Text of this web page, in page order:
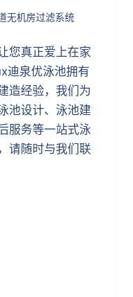
无机房过滤系统
您真正爱上在家
迪泉优泳池拥有
造经验，我们为
池设计、泳池建
服务等一站式泳
请随时与我们联